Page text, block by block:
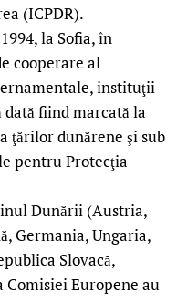
(ICPDR).
la Sofia, în
cooperare al
instituţii
dată fiind marcată la
ţărilor dunărene şi sub
pentru Protecţia
Dunării (Austria,
Germania, Ungaria,
Slovacă,
Comisiei Europene au